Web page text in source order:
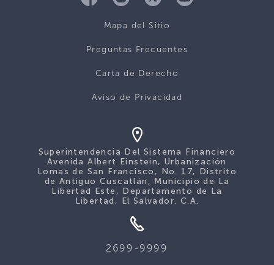
Mapa del Sitio
Preguntas Frecuentes
Carta de Derecho
Aviso de Privacidad
Superintendencia Del Sistema Financiero
Avenida Albert Einstein, Urbanización
Lomas de San Francisco, No. 17, Distrito
de Antiguo Cuscatlán, Municipio de La
Libertad Este, Departamento de La
Libertad, El Salvador. C.A.
2699-9999